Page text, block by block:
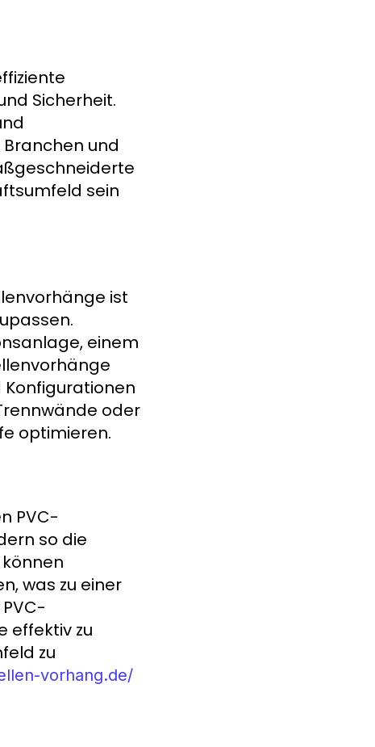
Sicherheit.
und
sein
ist
einem
oder
optimieren.
PVC-
so die
was zu einer
effektiv zu
zu
vorhang.de/